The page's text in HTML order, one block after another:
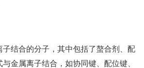
结合的分子，其中包括了螯合剂、配
金属离子结合，如协同键、配位键、